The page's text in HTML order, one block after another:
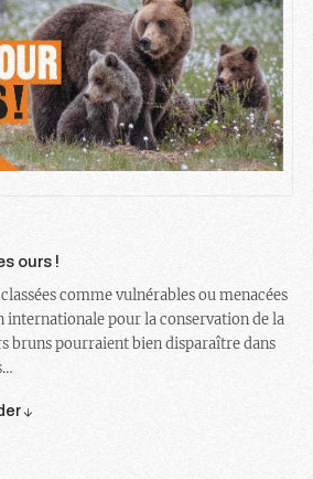
ours !
comme vulnérables ou menacées
internationale pour la conservation de la
bruns pourraient bien disparaître dans